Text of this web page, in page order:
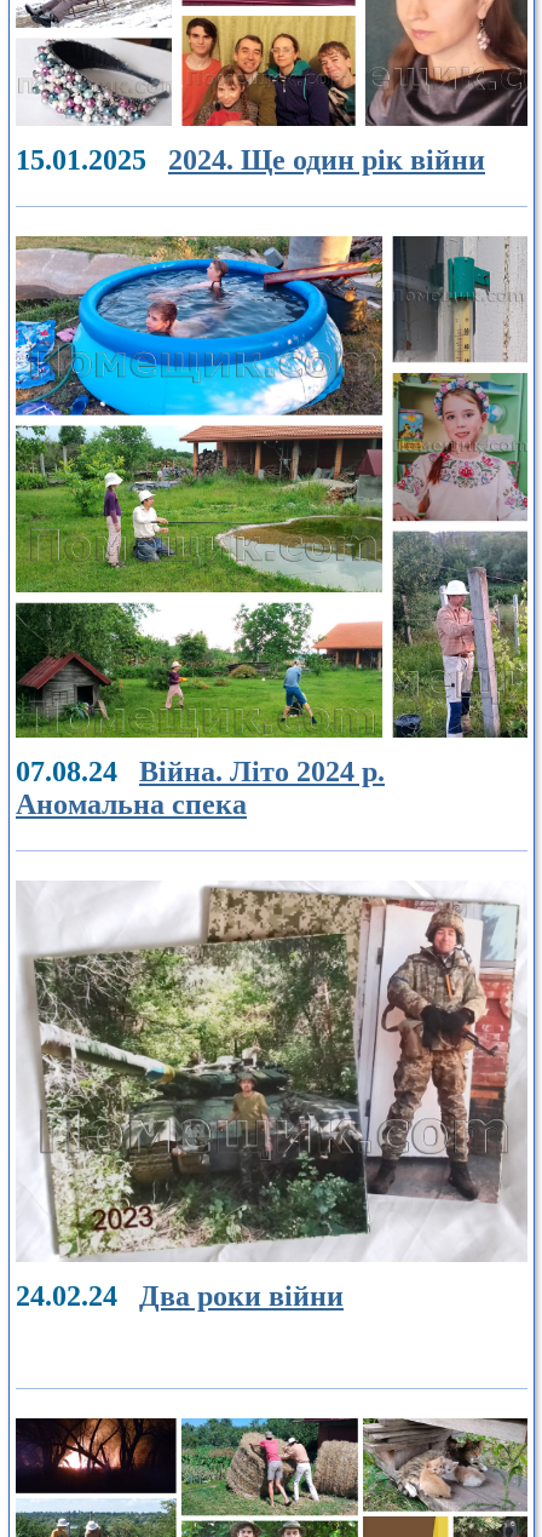
15.01.2025 2024. Ще один рік війни
07.08.24 Війна. Літо 2024 р.
Аномальна спека
24.02.24 Два роки війни